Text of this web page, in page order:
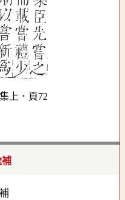
上．頁72
補